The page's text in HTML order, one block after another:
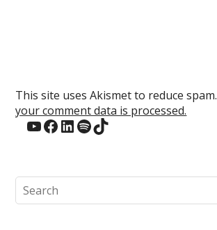
This site uses Akismet to reduce spam.
your comment data is processed.
YouTube
Facebook
LinkedIn
Spotify
TikTok